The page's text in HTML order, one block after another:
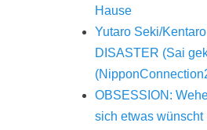
Hause
Yutaro Seki/
DISASTER (Sai
OBSESSION:
sich etwas wünscht